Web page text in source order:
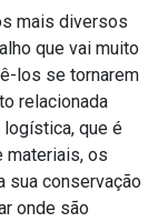
mais diversos
que vai muito
los se tornarem
relacionada
logística, que é
materiais, os
sua conservação
onde são